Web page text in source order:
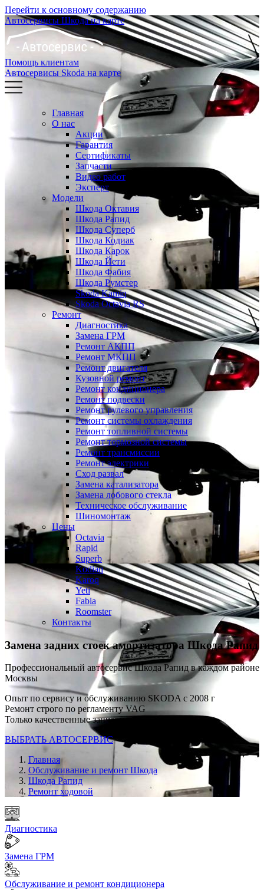
Перейти к основному содержанию
Автосервисы Шкода на карте
Помощь клиентам
Автосервисы Skoda на карте
Главная
О нас
Акции
Гарантия
Сертификаты
Запчасти
Видео работ
Эксперт
Модели
Шкода Октавия
Шкода Рапид
Шкода Суперб
Шкода Кодиак
Шкода Карок
Шкода Йети
Шкода Фабия
Шкода Румстер
Skoda Kamiq
Skoda Octavia RS
Ремонт
Диагностика
Замена ГРМ
Ремонт АКПП
Ремонт МКПП
Ремонт двигателя
Кузовной ремонт
Ремонт кондиционера
Ремонт подвески
Ремонт рулевого управления
Ремонт системы охлаждения
Ремонт топливной системы
Ремонт тормозной системы
Ремонт трансмиссии
Ремонт электрики
Сход развал
Замена катализатора
Замена лобового стекла
Техническое обслуживание
Шиномонтаж
Цены
Octavia
Rapid
Superb
Kodiaq
Karoq
Yeti
Fabia
Roomster
Контакты
Замена задних стоек амортизатора Шкода Рапид
Профессиональный автосервис Шкода Рапид в каждом районе
Москвы
Опыт по сервису и обслуживанию SKODA с 2008 г
Ремонт строго по регламенту VAG
Только качественные запчасти
ВЫБРАТЬ АВТОСЕРВИС
Главная
Обслуживание и ремонт Шкода
Шкода Рапид
Ремонт ходовой
Диагностика
Замена ГРМ
Обслуживание и ремонт кондиционера